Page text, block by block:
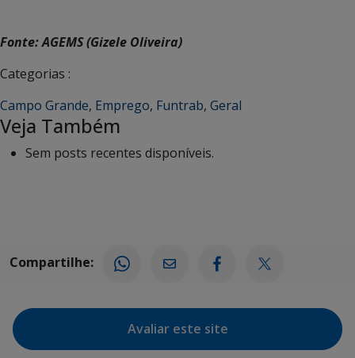
Fonte: AGEMS (Gizele Oliveira)
Categorias :
Campo Grande, Emprego, Funtrab, Geral
Veja Também
Sem posts recentes disponíveis.
Compartilhe:
Avaliar este site